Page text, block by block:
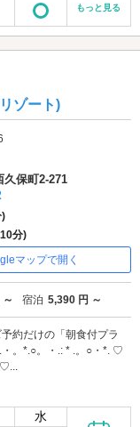
もっと見る
ゾート)
のうち4.5
久保町2-271
)
分)
マップで開く
宿泊 5,390 円 ～
約だけの「朝食付プラ
。*.○。・.: * .。○・*. ♡
♡...
水